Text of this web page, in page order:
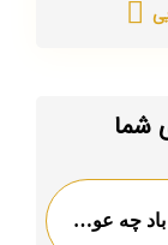
شما
مقاومت برج پرچم در برابر باد چه عواملی تعیین کننده است؟